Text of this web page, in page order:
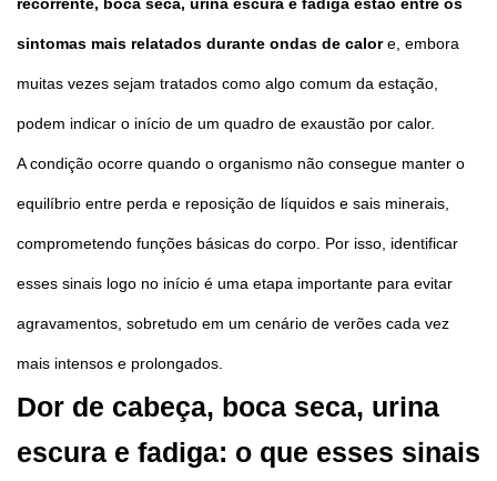
sintomas mais relatados durante ondas de calore, embora
muitas vezes sejam tratados como algo comum da estação,
podem indicar o início de um quadro de exaustão por calor.
A condição ocorre quando o organismo não consegue manter o
equilíbrio entre perda e reposição de líquidos e sais minerais,
comprometendo funções básicas do corpo. Por isso, identificar
esses sinais logo no início é uma etapa importante para evitar
agravamentos, sobretudo em um cenário de verões cada vez
mais intensos e prolongados.
Dor de cabeça, boca seca, urina
escura e fadiga: o que esses sinais